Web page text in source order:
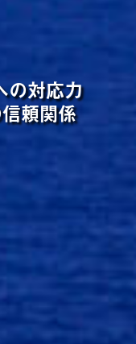
の対応力
頼関係